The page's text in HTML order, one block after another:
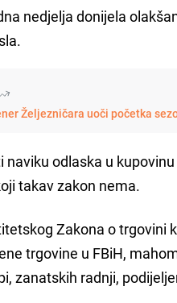
nedjelja donijela
Željezničara uoči početka
naviku odlaska u
takav zakon nema.
Zakona o trgovini
trgovine u FBiH,
zanatskih radnji,